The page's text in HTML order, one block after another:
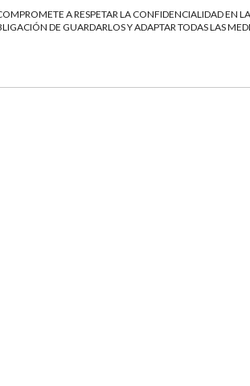
A RESPETAR LA CONFIDENCIALIDAD EN
DE GUARDARLOS Y ADAPTAR TODAS LAS